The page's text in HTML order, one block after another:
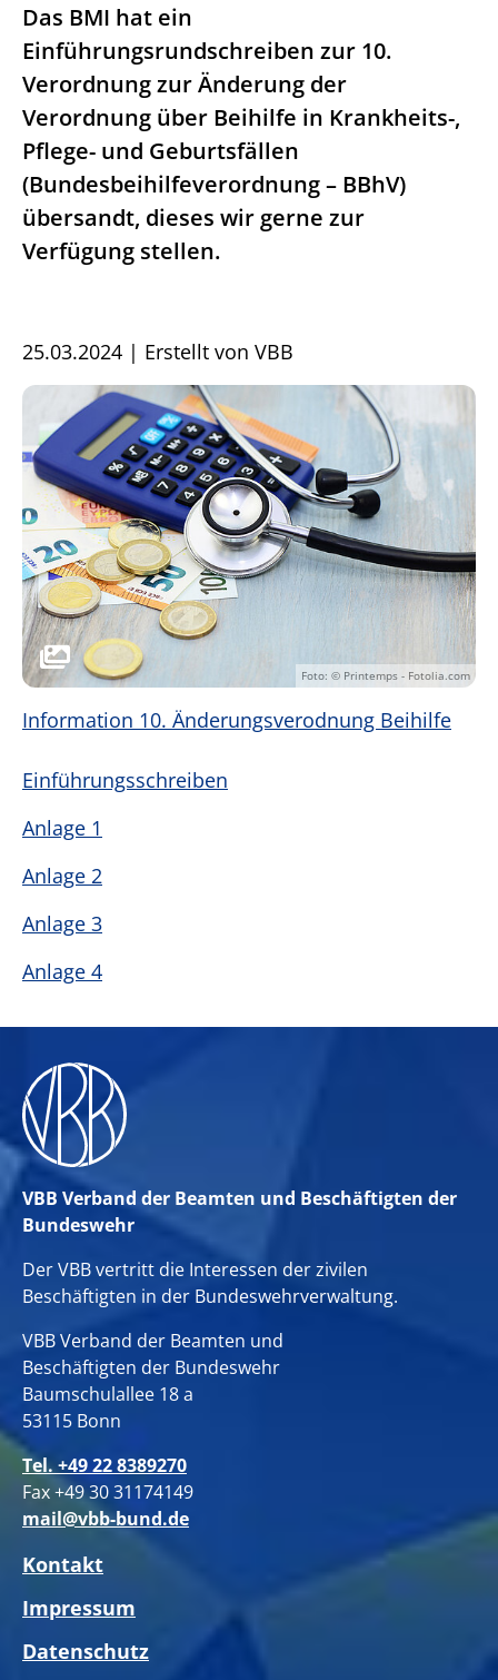
Das BMI hat ein
Einführungsrundschreiben zur 10.
Verordnung zur Änderung der
Verordnung über Beihilfe in Krankheits-,
Pflege- und Geburtsfällen
(Bundesbeihilfeverordnung – BBhV)
übersandt, dieses wir gerne zur
Verfügung stellen.
25.03.2024 | Erstellt von VBB
Foto: © Printemps - Fotolia.com
Information 10. Änderungsverodnung Beihilfe
Einführungsschreiben
Anlage 1
Anlage 2
Anlage 3
Anlage 4
VBB Verband der Beamten und Beschäftigten der
Bundeswehr
Der VBB vertritt die Interessen der zivilen
Beschäftigten in der Bundeswehrverwaltung.
VBB Verband der Beamten und
Beschäftigten der Bundeswehr
Baumschulallee 18 a
53115 Bonn
Tel. +49 22 8389270
Fax +49 30 31174149
mail@vbb-bund.de
Kontakt
Impressum
Datenschutz